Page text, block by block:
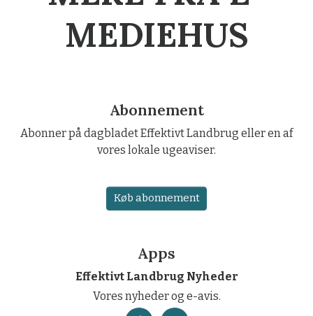
MEDIEHUS
Abonnement
Abonner på dagbladet Effektivt Landbrug eller en af
vores lokale ugeaviser.
Køb abonnement
Apps
Effektivt Landbrug Nyheder
Vores nyheder og e-avis.